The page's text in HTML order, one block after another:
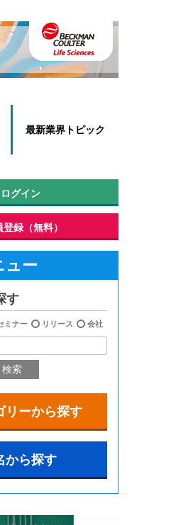
最新業界トピック
ログイン
登録（無料）
ュー
す
ミナー リリース 会社
検索
リーから探す
から探す